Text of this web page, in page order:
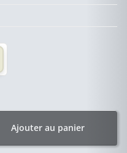
Ajouter au panier